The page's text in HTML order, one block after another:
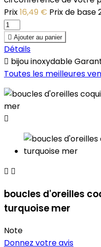
Prix16,49 € Prix de base
 Ajouter au panier
Détails
 bijou inoxydable
Toutes les meilleures

 
boucles d'oreilles
turquoise mer
Note
Donnez votre avis